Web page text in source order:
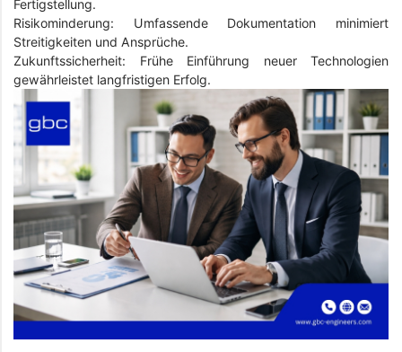
Fertigstellung.
Risikominderung: Umfassende Dokumentation minimiert
Streitigkeiten und Ansprüche.
Zukunftssicherheit: Frühe Einführung neuer Technologien
gewährleistet langfristigen Erfolg.